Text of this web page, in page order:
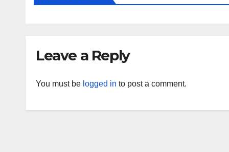
Leave a Reply
You must be logged in to post a comment.